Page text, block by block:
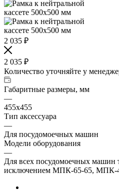
2 035 ₽
2 035 ₽
Количество уточняйте у
Габаритные размеры, мм
—
455х455
Тип аксессуара
—
Для посудомоечных машин
Модели оборудования
—
Для всех посудомоечных машин
исключением МПК-65-65,